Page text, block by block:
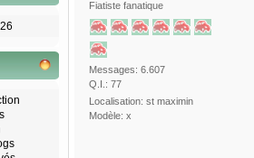
Fiatiste fanatique
Messages: 6.607
Q.I.: 77
Localisation: st maximin
Modèle: x